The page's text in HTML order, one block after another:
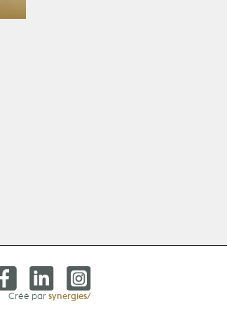
Créé parsynergies/